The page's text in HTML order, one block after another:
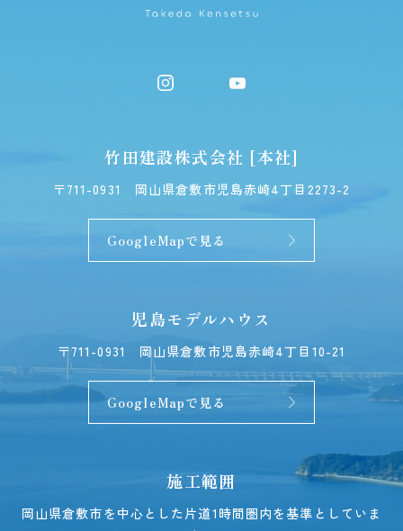
竹田建設株式会社 [本社]
〒711-0931 岡山県倉敷市児島赤崎4丁目2273-2
GoogleMapで見る
児島モデルハウス
〒711-0931 岡山県倉敷市児島赤崎4丁目10-21
GoogleMapで見る
施工範囲
岡山県倉敷市を中心とした片道1時間圏内を基準としていま